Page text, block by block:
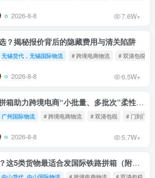
2026-8-8 7.6W+
？揭秘报价背后的隐藏费用与清关陷阱
无锡货代，无锡国际物流 # 跨境电商物流 # 双清包税
2026-8-8 6.5W+
告别高库存！铁路拼箱助力跨境电商“小批量、多批次”柔性补货
广州国际物流 # 跨境电商物流 # 双清包税 # 门到门物
2026-8-8 5.7W+
去欧洲散货走铁路？这5类货物最适合发国际铁路拼箱（附禁运清单）